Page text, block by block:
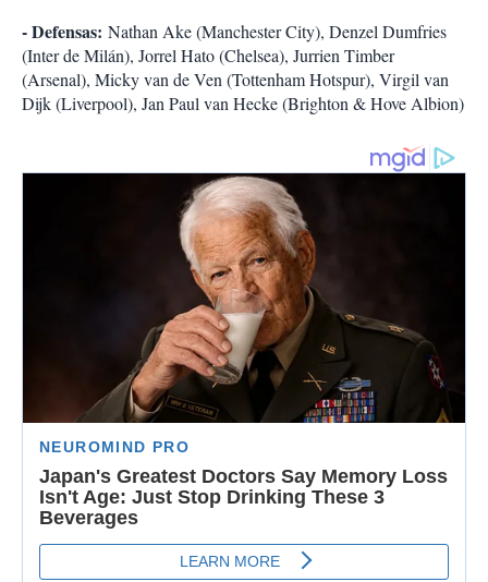
- Defensas: Nathan Ake (Manchester City), Denzel Dumfries
(Inter de Milán), Jorrel Hato (Chelsea), Jurrien Timber
(Arsenal), Micky van de Ven (Tottenham Hotspur), Virgil van
Dijk (Liverpool), Jan Paul van Hecke (Brighton & Hove Albion)